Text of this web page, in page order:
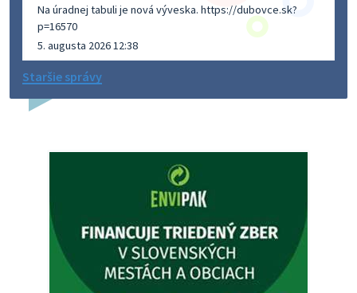
Na úradnej tabuli je nová výveska. https://dubovce.sk?
p=16570
5. augusta 2026 12:38
Dovolenka - MUDr. Marián Sivoň
budeZATVORENÁ z dôvodu čerpania dovolenky. Akútne
prípady bude riešiť MUDr.Fisch…
Zajtrajší zvoz odpadu
Vážený občan, zajtra 5. 8. sa bude zvážať komunálny odpad.
4. augusta 2026 15:30
Staršie správy